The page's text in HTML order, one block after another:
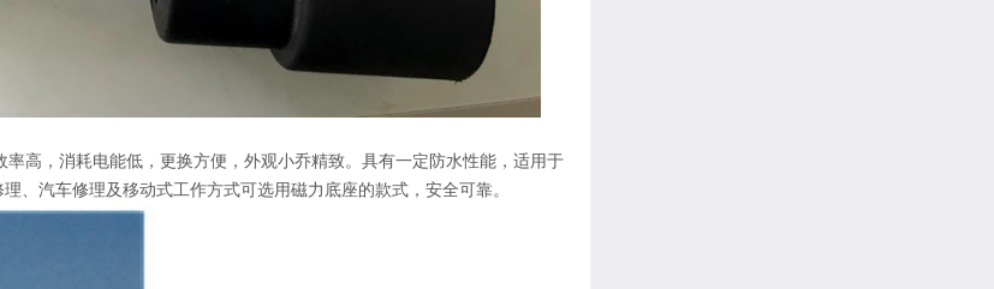
高，消耗电能低，更换方便，外观小乔精致。具有一定防水性能，适用于
、汽车修理及移动式工作方式可选用磁力底座的款式，安全可靠。